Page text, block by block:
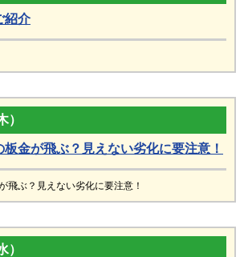
紹介
）
金が飛ぶ？見えない劣化に要注意！
飛ぶ？見えない劣化に要注意！
）